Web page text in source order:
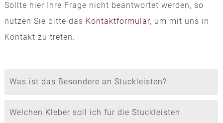
Sollte hier Ihre Frage nicht beantwortet werden, so
nutzen Sie bitte das Kontaktformular, um mit uns in
Kontakt zu treten.
Was ist das Besondere an Stuckleisten?
Welchen Kleber soll ich für die Stuckleisten